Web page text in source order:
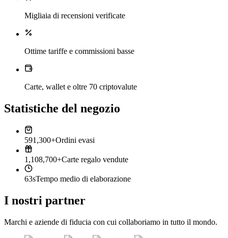
Migliaia di recensioni verificate
Ottime tariffe e commissioni basse
Carte, wallet e oltre 70 criptovalute
Statistiche del negozio
591,300+Ordini evasi
1,108,700+Carte regalo vendute
63sTempo medio di elaborazione
I nostri partner
Marchi e aziende di fiducia con cui collaboriamo in tutto il mondo.